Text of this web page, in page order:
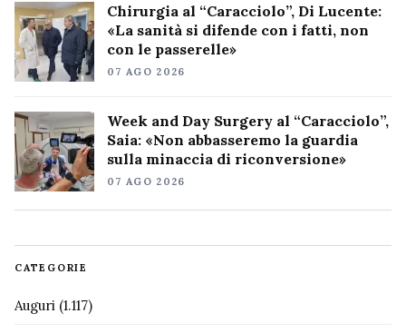
Chirurgia al “Caracciolo”, Di Lucente:
«La sanità si difende con i fatti, non
con le passerelle»
07 AGO 2026
Week and Day Surgery al “Caracciolo”,
Saia: «Non abbasseremo la guardia
sulla minaccia di riconversione»
07 AGO 2026
CATEGORIE
Auguri (1.117)